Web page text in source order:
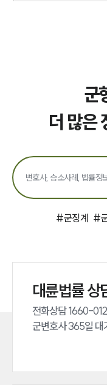
군
더 많은
#군징계 #
대륜법률 상
전화상담 1660-
군변호사 365일 대